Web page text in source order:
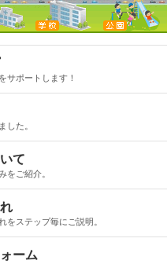
サポートします！
した。
て
をご紹介。
をステップ毎にご説明。
ーム